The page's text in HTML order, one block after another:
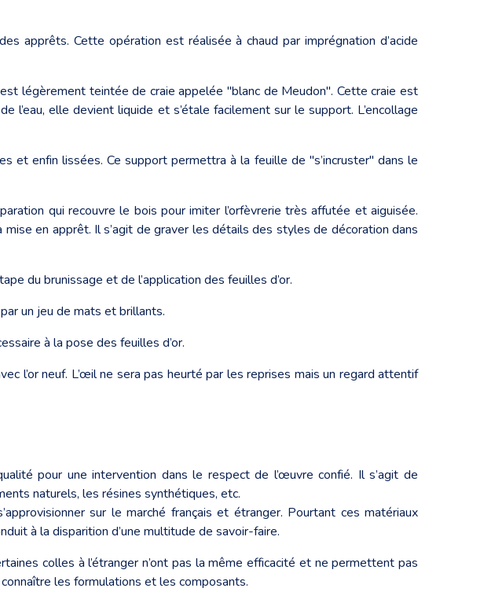
apprêts. Cette opération est réalisée à chaud par imprégnation d’acide
légèrement teintée de craie appelée "blanc de Meudon". Cette craie est
elle devient liquide et s’étale facilement sur le support. L’encollage
et enfin lissées. Ce support permettra à la feuille de "s’incruster" dans le
qui recouvre le bois pour imiter l’orfèvrerie très affutée et aiguisée.
en apprêt. Il s’agit de graver les détails des styles de décoration dans
du brunissage et de l’application des feuilles d’or.
un jeu de mats et brillants.
à la pose des feuilles d’or.
l’or neuf. L’œil ne sera pas heurté par les reprises mais un regard attentif
pour une intervention dans le respect de l’œuvre confié. Il s’agit de
naturels, les résines synthétiques, etc.
sur le marché français et étranger. Pourtant ces matériaux
à la disparition d’une multitude de savoir-faire.
colles à l’étranger n’ont pas la même efficacité et ne permettent pas
les formulations et les composants.